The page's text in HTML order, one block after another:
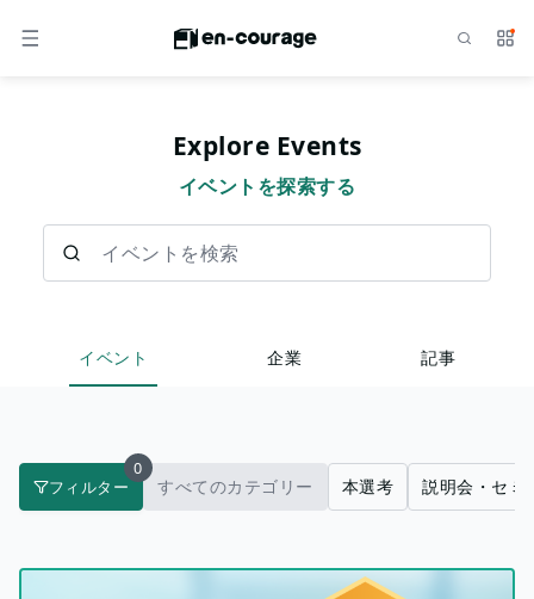
メニュー サ
Explore Events
イベントを探索する
イベント 企業 記事
フィルター
0
すべてのカテゴリー 本選考 説明会・セミ